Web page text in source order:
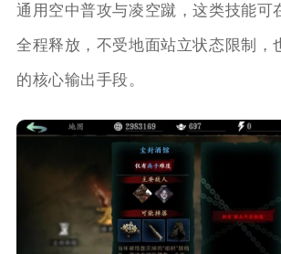
通用空中普攻与凌空蹴，这类技能可
全程释放，不受地面站立状态限制，
的核心输出手段。